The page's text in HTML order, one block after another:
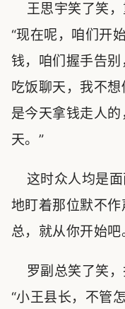
王思宇笑了笑，
“现在呢，咱们开
钱，咱们握手告
吃饭聊天，我不
是今天拿钱走人
天。”
这时众人均是面
地盯着那位默不作
总，就从你开始吧
罗副总笑了笑，
“小王县长，不管